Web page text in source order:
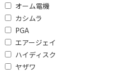
オーム電機
カシムラ
PGA
エアージェイ
ハイディスク
ヤザワ